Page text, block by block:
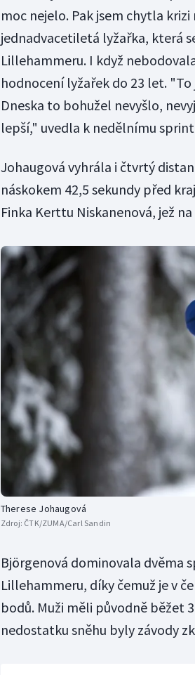
moc nejelo. Pak jsem chytla
jednadvacetiletá lyžařka, která
Lillehammeru. I když
hodnocení lyžařek do 23 let.
Dneska to bohužel nevyšlo,
lepší," uvedla k nedělnímu
Johaugová vyhrála i čtvrtý
náskokem 42,5 sekundy před
Finka Kerttu Niskanenová, jež
Therese Johaugová
Zdroj: ČTK/ZUMA/Carl Sandin
Björgenová dominovala dvěma
Lillehammeru, díky čemuž je v
bodů. Muži měli původně běžet
nedostatku sněhu byly závody